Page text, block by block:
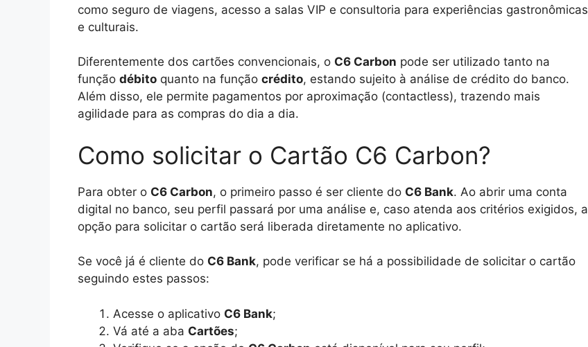
como seguro de viagens, acesso a salas VIP e consultoria para experiências gastronômicas
e culturais.
Diferentemente dos cartões convencionais, o C6 Carbon pode ser utilizado tanto na
função débito quanto na função crédito, estando sujeito à análise de crédito do banco.
Além disso, ele permite pagamentos por aproximação (contactless), trazendo mais
agilidade para as compras do dia a dia.
Como solicitar o Cartão C6 Carbon?
Para obter o C6 Carbon, o primeiro passo é ser cliente do C6 Bank. Ao abrir uma conta
digital no banco, seu perfil passará por uma análise e, caso atenda aos critérios exigidos, a
opção para solicitar o cartão será liberada diretamente no aplicativo.
Se você já é cliente do C6 Bank, pode verificar se há a possibilidade de solicitar o cartão
seguindo estes passos:
Acesse o aplicativo C6 Bank;
Vá até a aba Cartões;